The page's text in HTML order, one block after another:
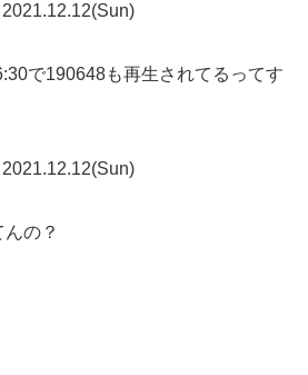
2021.12.12(Sun)
で190648も再生されてるってす
2021.12.12(Sun)
の？